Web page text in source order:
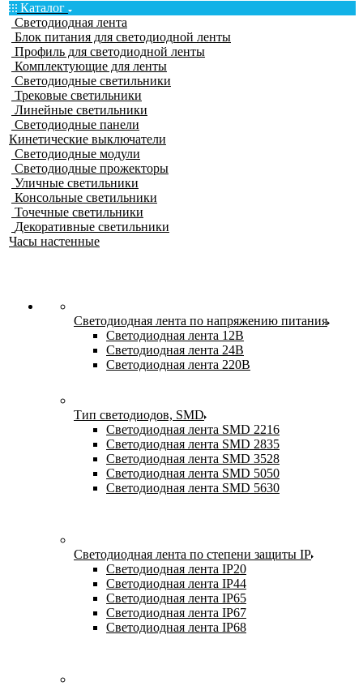
Каталог
Светодиодная лента
Блок питания для светодиодной ленты
Профиль для светодиодной ленты
Комплектующие для ленты
Светодиодные светильники
Трековые светильники
Линейные светильники
Светодиодные панели
Кинетические выключатели
Светодиодные модули
Светодиодные прожекторы
Уличные светильники
Консольные светильники
Точечные светильники
Декоративные светильники
Часы настенные
Светодиодная лента по напряжению питания
Светодиодная лента 12В
Светодиодная лента 24В
Светодиодная лента 220В
Тип светодиодов, SMD
Cветодиодная лента SMD 2216
Светодиодная лента SMD 2835
Светодиодная лента SMD 3528
Светодиодная лента SMD 5050
Светодиодная лента SMD 5630
Светодиодная лента по степени защиты IP
Светодиодная лента IP20
Светодиодная лента IP44
Светодиодная лента IP65
Светодиодная лента IP67
Светодиодная лента IP68